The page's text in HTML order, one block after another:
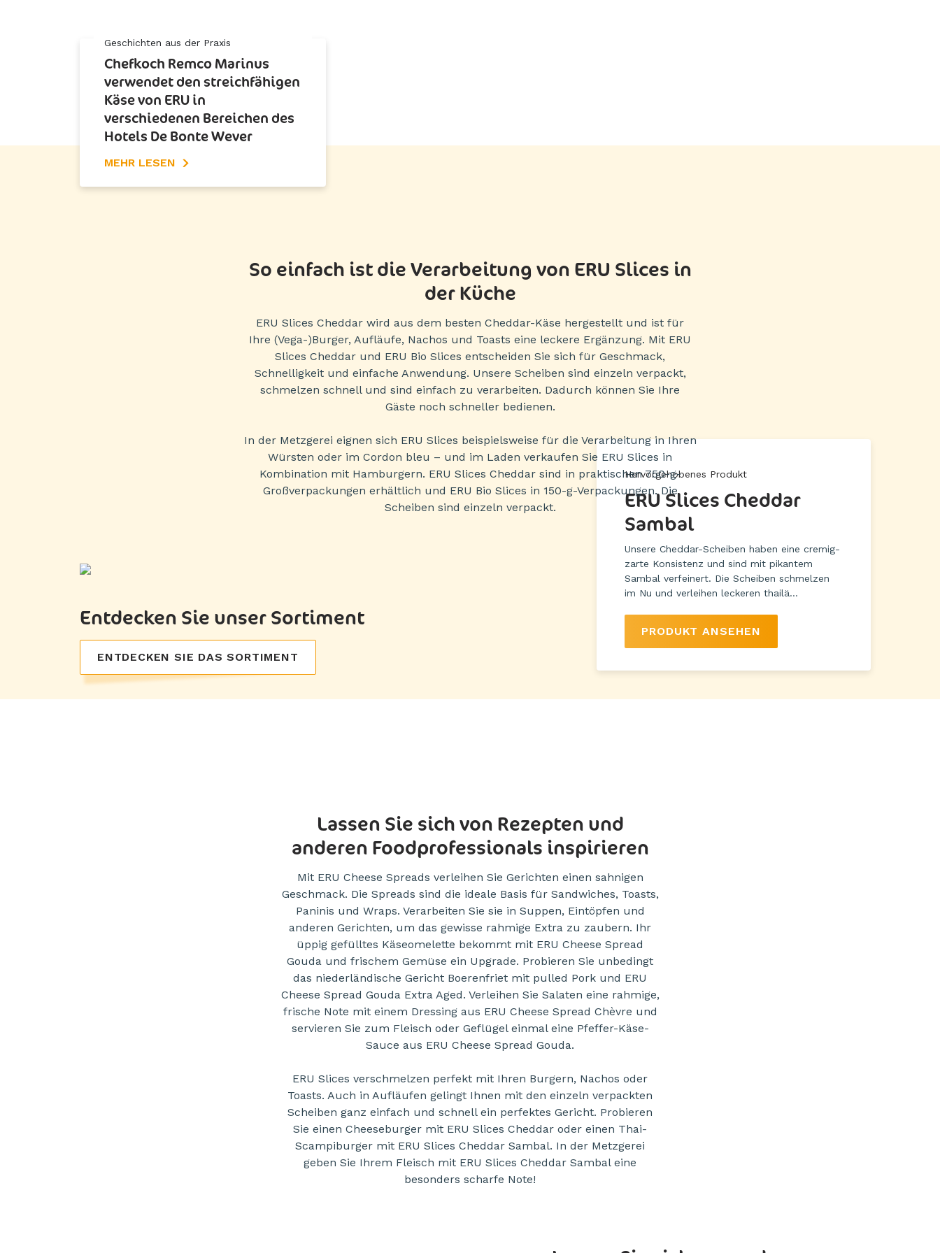
Geschichten aus der Praxis
Chefkoch Remco Marinus
verwendet den streichfähigen
Käse von ERU in
verschiedenen Bereichen des
Hotels De Bonte Wever
MEHR LESEN
So einfach ist die Verarbeitung von ERU Slices in
der Küche
ERU Slices Cheddar wird aus dem besten Cheddar-Käse hergestellt und ist für
Ihre (Vega-)Burger, Aufläufe, Nachos und Toasts eine leckere Ergänzung. Mit ERU
Slices Cheddar und ERU Bio Slices entscheiden Sie sich für Geschmack,
Schnelligkeit und einfache Anwendung. Unsere Scheiben sind einzeln verpackt,
schmelzen schnell und sind einfach zu verarbeiten. Dadurch können Sie Ihre
Gäste noch schneller bedienen.
In der Metzgerei eignen sich ERU Slices beispielsweise für die Verarbeitung in Ihren
Würsten oder im Cordon bleu – und im Laden verkaufen Sie ERU Slices in
Kombination mit Hamburgern. ERU Slices Cheddar sind in praktischen 750-g-
Großverpackungen erhältlich und ERU Bio Slices in 150-g-Verpackungen. Die
Scheiben sind einzeln verpackt.
Entdecken Sie unser Sortiment
ENTDECKEN SIE DAS SORTIMENT
Hervorgehobenes Produkt
ERU Slices Cheddar
Sambal
Unsere Cheddar-Scheiben haben eine cremig-
zarte Konsistenz und sind mit pikantem
Sambal verfeinert. Die Scheiben schmelzen
im Nu und verleihen leckeren thailä...
PRODUKT ANSEHEN
Lassen Sie sich von Rezepten und
anderen Foodprofessionals inspirieren
Mit ERU Cheese Spreads verleihen Sie Gerichten einen sahnigen
Geschmack. Die Spreads sind die ideale Basis für Sandwiches, Toasts,
Paninis und Wraps. Verarbeiten Sie sie in Suppen, Eintöpfen und
anderen Gerichten, um das gewisse rahmige Extra zu zaubern. Ihr
üppig gefülltes Käseomelette bekommt mit ERU Cheese Spread
Gouda und frischem Gemüse ein Upgrade. Probieren Sie unbedingt
das niederländische Gericht Boerenfriet mit pulled Pork und ERU
Cheese Spread Gouda Extra Aged. Verleihen Sie Salaten eine rahmige,
frische Note mit einem Dressing aus ERU Cheese Spread Chèvre und
servieren Sie zum Fleisch oder Geflügel einmal eine Pfeffer-Käse-
Sauce aus ERU Cheese Spread Gouda.
ERU Slices verschmelzen perfekt mit Ihren Burgern, Nachos oder
Toasts. Auch in Aufläufen gelingt Ihnen mit den einzeln verpackten
Scheiben ganz einfach und schnell ein perfektes Gericht. Probieren
Sie einen Cheeseburger mit ERU Slices Cheddar oder einen Thai-
Scampiburger mit ERU Slices Cheddar Sambal. In der Metzgerei
geben Sie Ihrem Fleisch mit ERU Slices Cheddar Sambal eine
besonders scharfe Note!